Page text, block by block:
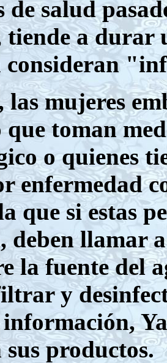
de salud
a durar
consideran
las mujeres
que toman
o quienes
enfermedad
que si estas
deben llamar
la fuente del
y
sus productos.